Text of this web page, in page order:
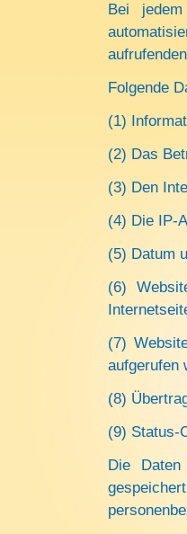
Bei
Folgende
(1)
(2) Das
(3) Den
(4) Die IP-
(5) Datum
(6)
(7)
aufgerufen
(8)
(9) Status-
Die